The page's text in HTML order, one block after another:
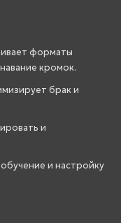
форматы
кромок.
брак и
и
и настройку